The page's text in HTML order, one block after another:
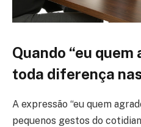
Quando “eu
toda diferença
A expressão “eu quem
pequenos gestos do